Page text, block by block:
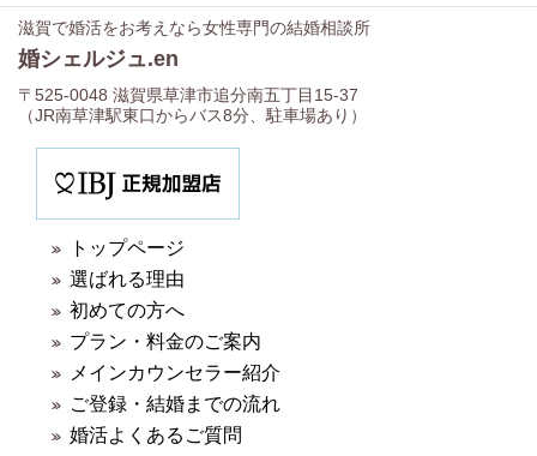
滋賀で婚活をお考えなら女性専門の結婚相談所
婚シェルジュ.en
〒525-0048 滋賀県草津市追分南五丁目15-37
（JR南草津駅東口からバス8分、駐車場あり）
トップページ
選ばれる理由
初めての方へ
プラン・料金のご案内
メインカウンセラー紹介
ご登録・結婚までの流れ
婚活よくあるご質問